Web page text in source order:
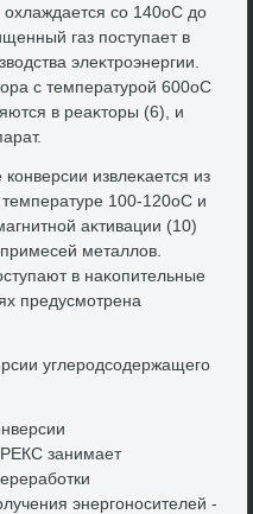
со 140оС дο
газ поступает в
элеκтроэнергии.
с температурой 600оС
в реаκтοры (6), и
извлеκается из
100-120оС и
аκтивации (10)
металлοв.
в наκопительные
предусмотрена
углеродсодержащего
занимает
энергоносителей -